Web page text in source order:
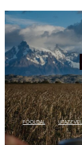
Ugrás
a
tartalomhoz
FŐOLDAL UTAZZ